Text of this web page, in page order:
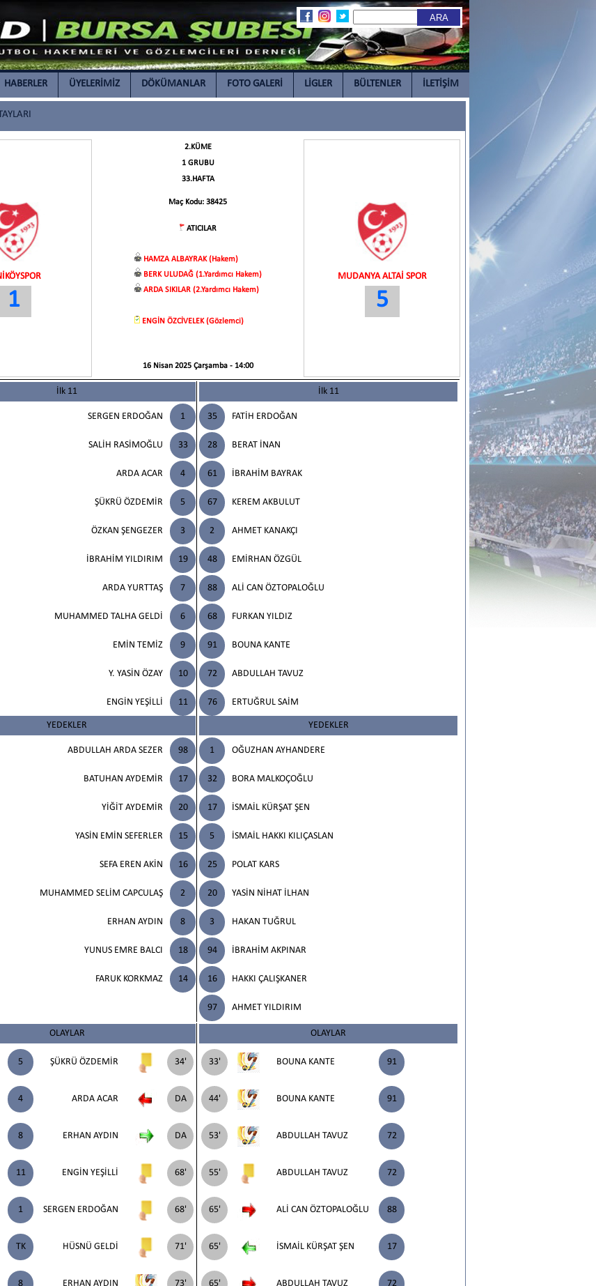
HABERLER ÜYELERİMİZ DÖKÜMANLAR FOTO GALERİ LİGLER BÜLTENLER İLETİŞİM
1
2.KÜME
1 GRUBU
33.HAFTA
Maç Kodu: 38425
ATICILAR
HAMZA ALBAYRAK (Hakem)
BERK ULUDAĞ (1.Yardımcı Hakem)
ARDA SIKILAR (2.Yardımcı Hakem)
ENGİN ÖZCİVELEK (Gözlemci)
16 Nisan 2025 Çarşamba - 14:00
MUDANYA ALTAİ SPOR
5
İlk 11
1
SERGEN ERDOĞAN
33
SALİH RASİMOĞLU
4
ARDA ACAR
5
ŞÜKRÜ ÖZDEMİR
3
ÖZKAN ŞENGEZER
19
İBRAHİM YILDIRIM
7
ARDA YURTTAŞ
6
MUHAMMED TALHA GELDİ
9
EMİN TEMİZ
10
Y. YASİN ÖZAY
11
ENGİN YEŞİLLİ
YEDEKLER
98
ABDULLAH ARDA SEZER
17
BATUHAN AYDEMİR
20
YİĞİT AYDEMİR
15
YASİN EMİN SEFERLER
16
SEFA EREN AKİN
2
MUHAMMED SELİM CAPCULAŞ
8
ERHAN AYDIN
18
YUNUS EMRE BALCI
14
FARUK KORKMAZ
İlk 11
35 FATİH ERDOĞAN
28 BERAT İNAN
61 İBRAHİM BAYRAK
67 KEREM AKBULUT
2 AHMET KANAKÇI
48 EMİRHAN ÖZGÜL
88 ALİ CAN ÖZTOPALOĞLU
68 FURKAN YILDIZ
91 BOUNA KANTE
72 ABDULLAH TAVUZ
76 ERTUĞRUL SAİM
YEDEKLER
1 OĞUZHAN AYHANDERE
32 BORA MALKOÇOĞLU
17 İSMAİL KÜRŞAT ŞEN
5 İSMAİL HAKKI KILIÇASLAN
25 POLAT KARS
20 YASİN NİHAT İLHAN
3 HAKAN TUĞRUL
94 İBRAHİM AKPINAR
16 HAKKI ÇALIŞKANER
97 AHMET YILDIRIM
OLAYLAR
5 ŞÜKRÜ ÖZDEMİR 34'
4 ARDA ACAR DA
8 ERHAN AYDIN DA
11 ENGİN YEŞİLLİ 68'
1 SERGEN ERDOĞAN 68'
TK HÜSNÜ GELDİ 71'
8 ERHAN AYDIN 73'
OLAYLAR
33' BOUNA KANTE 91
44' BOUNA KANTE 91
53' ABDULLAH TAVUZ 72
55' ABDULLAH TAVUZ 72
65' ALİ CAN ÖZTOPALOĞLU 88
65' İSMAİL KÜRŞAT ŞEN 17
65' ABDULLAH TAVUZ 72